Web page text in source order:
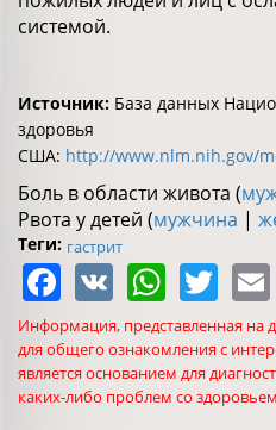
системой.
Источник: База данных
здоровья
США: http://www.nlm.nih.gov/
Боль в области живота (
Рвота у детей (мужчина |
Теги: гастрит
Facebook
VK
Информация, представленная на
для общего ознакомления с
является основанием для
каких-либо проблем со